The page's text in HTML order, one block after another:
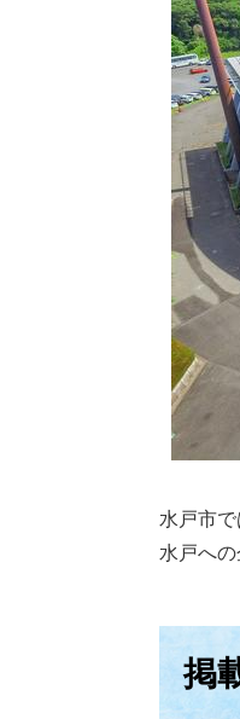
水戸市
水戸への
掲